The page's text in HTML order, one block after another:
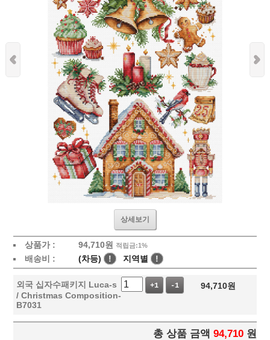
상세보기
상품가 : 94,710원 적립금:1%
배송비 : (차등) ! 지역별 !
외국 십자수패키지 Luca-s
/ Christmas Composition-
B7031
+1 -1 94,710원
총 상품 금액 94,710 원